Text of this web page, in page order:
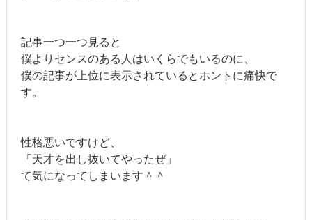
記事一つ一つ見ると
僕よりセンスのある人はいくらでもいるのに、
僕の記事が上位に表示されているとホントに痛快で
す。
性格悪いですけど、
「天才を出し抜いてやったぜ」
て気になってしまいます＾＾